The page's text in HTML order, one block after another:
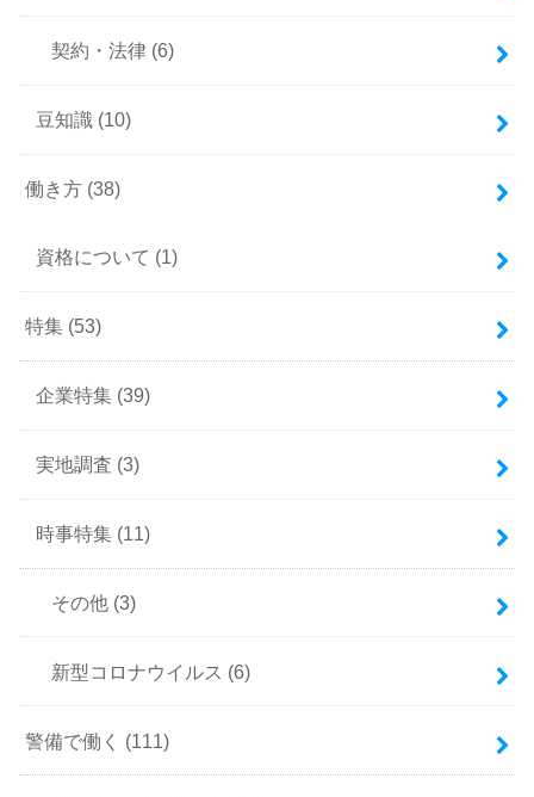
契約・法律 (6)
豆知識 (10)
働き方 (38)
資格について (1)
特集 (53)
企業特集 (39)
実地調査 (3)
時事特集 (11)
その他 (3)
新型コロナウイルス (6)
警備で働く (111)